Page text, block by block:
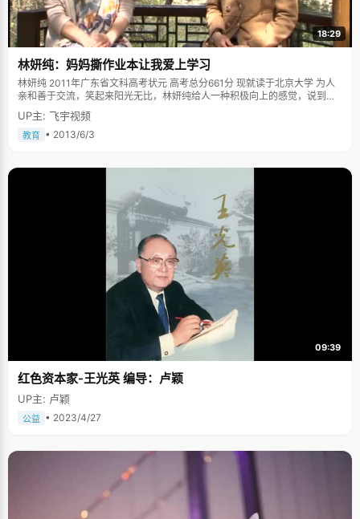
18:29
林妍纯：妈妈撕作业本让我爱上学习
林妍纯 2011年广东省文科高考状元 高考总分661分 现就读于北京大学 为人
亲和善于交流，笑起来阳光无比，林妍纯给人一种积极向上的感觉，说到自
己的缺点，她说自己太要强不习惯接受别人的帮助，使得自己很辛苦。也许
骨子里，林妍纯就是个直爽坚强的女孩，而这种性格，使得她拥有了一大帮
朋友和好的学习成绩。 妈妈撕作业本让她爱上学习 说起家庭教育给林妍纯的
努力学习。"林妍纯说，从那以后，她就"爱上了学习"，养成了自觉学习的习
读书，走在大街上常被人认为是老师，爱读书也是受妈妈的影响。父母对林
妍纯的教育是赏识教育，没有给她太大的压力，而是希望她尽力就好。 习惯
培养了她独立的性格。她特别感谢小学的启蒙老师，老师给了她很多的鼓励
和支持。谈到一直坚持努力学习，林妍纯说，除了父母和老师的教育，还有
一点是自己一直以来对自己的高要求，一开始优秀，到后来就要求自己一直
优秀，当优秀变成了一种习惯，就会催赶自己一直努力下去。
UP主: 飞宇视频
教育 • 2013/6/3
09:39
红色资本家-王光英 编导：卢颖
UP主: 卢颖
公益 • 2023/4/27